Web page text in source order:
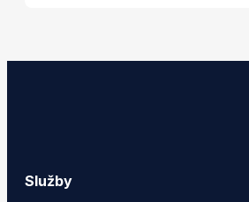
Služby